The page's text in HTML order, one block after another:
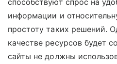
информации и
простоту таких решений.
качестве ресурсов будет
сайты не должны